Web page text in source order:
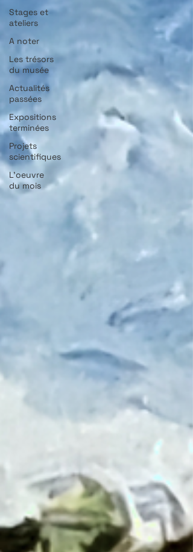
Stages et
ateliers
A noter
Les trésors
du musée
Actualités
passées
Expositions
terminées
Projets
scientifiques
L'oeuvre
du mois